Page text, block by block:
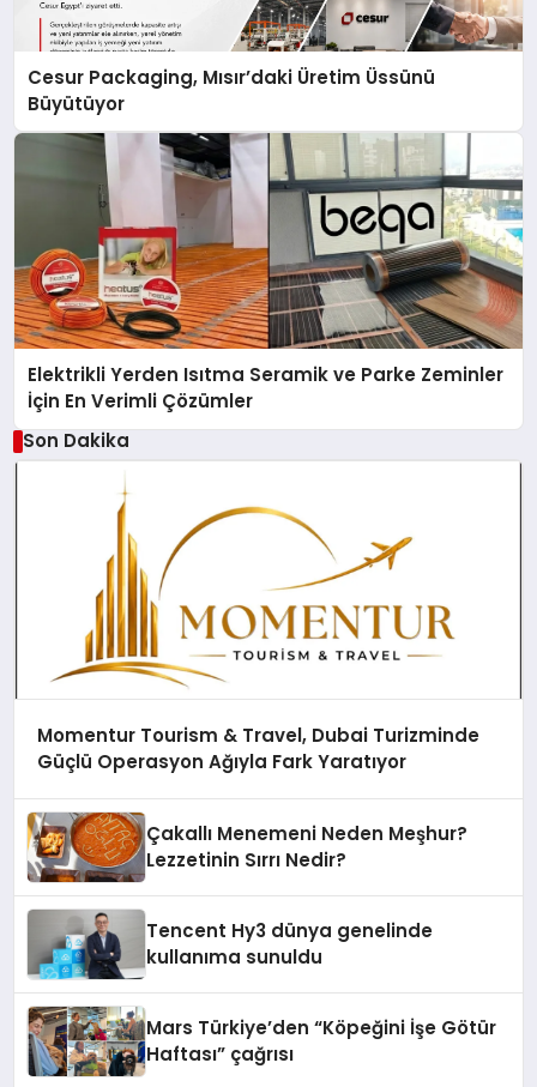
Cesur Packaging, Mısır’daki Üretim Üssünü
Büyütüyor
Elektrikli Yerden Isıtma Seramik ve Parke Zeminler
İçin En Verimli Çözümler
Son Dakika
Momentur Tourism & Travel, Dubai Turizminde
Güçlü Operasyon Ağıyla Fark Yaratıyor
Çakallı Menemeni Neden Meşhur?
Lezzetinin Sırrı Nedir?
Tencent Hy3 dünya genelinde
kullanıma sunuldu
Mars Türkiye’den “Köpeğini İşe Götür
Haftası” çağrısı